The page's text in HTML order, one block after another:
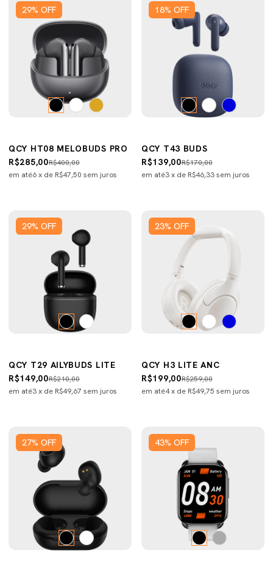
29% OFF
QCY HT08 MELOBUDS PRO
R$400,00
R$285,00
em até6x de R$47,50 sem juros
18% OFF
QCY T43 BUDS
R$170,00
R$139,00
em até3x de R$46,33sem juros
29% OFF
QCY T29 AILYBUDS LITE
R$210,00
R$149,00
em até3x de R$49,67 sem juros
23% OFF
QCY H3 LITE ANC
R$259,00
R$199,00
em até4x de R$49,75 sem juros
27% OFF 43% OFF